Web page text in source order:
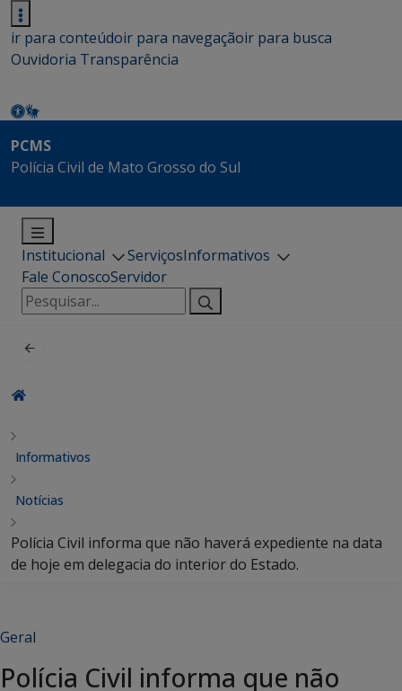
ir para conteúdoir para navegaçãoir para busca
Ouvidoria Transparência
PCMS
Polícia Civil de Mato Grosso do Sul
Institucional ServiçosInformativos
Fale ConoscoServidor
Pesquisar
por:
Informativos
Notícias
Polícia Civil informa que não haverá expediente na data
de hoje em delegacia do interior do Estado.
Geral
Polícia Civil informa que não